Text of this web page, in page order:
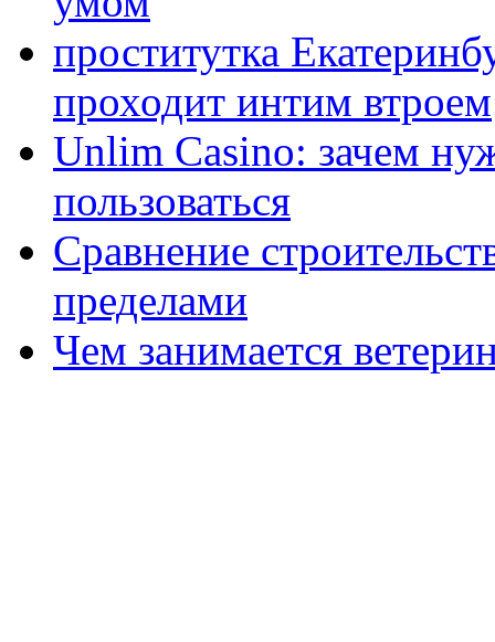
проститутка
проходит интим втроем
Unlim Casino: зачем
пользоваться
Сравнение
пределами
Чем занимается